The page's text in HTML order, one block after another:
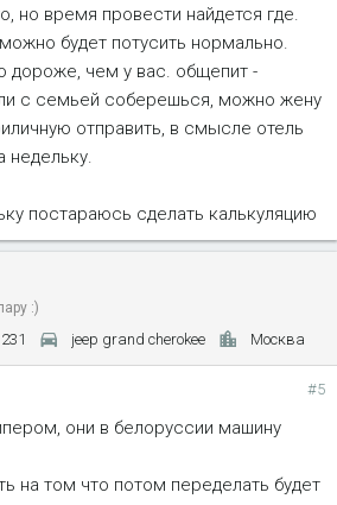
но время провести найдется где.
будет потусить нормально.
дороже, чем у вас. общепит -
с семьей соберешься, можно жену
отправить, в смысле отель
недельку.
постараюсь сделать калькуляцию
:)
231 jeep grand cherokee Москва
#5
они в белоруссии машину
на том что потом переделать будет